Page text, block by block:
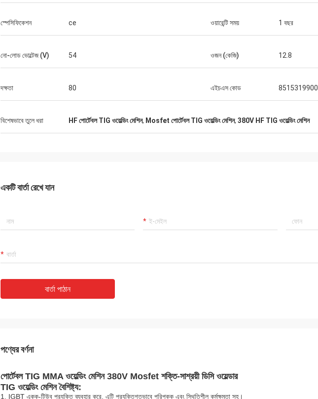
স্পেসিফিকেশন ce ওয়ারেন্টি সময় 1 বছর
নো-লোড ভোল্টেজ (V) 54 ওজন (কেজি) 12.8
দক্ষতা 80 এইচএস কোড 8515319900
বিশেষভাবে তুলে ধরা HF পোর্টেবল TIG ওয়েল্ডিং মেশিন, Mosfet পোর্টেবল TIG ওয়েল্ডিং মেশিন, 380V HF TIG ওয়েল্ডিং মেশিন
একটি বার্তা রেখে যান
বার্তা পাঠান
পণ্যের বর্ণনা
পোর্টেবল TIG MMA ওয়েল্ডিং মেশিন 380V Mosfet শক্তি-সাশ্রয়ী ডিসি ওয়েল্ডার
TIG ওয়েল্ডিং মেশিন বৈশিষ্ট্য:
1. IGBT একক-টিউব প্রযুক্তি ব্যবহার করে, এটি প্রযুক্তিগতভাবে পরিপক্ক এবং স্থিতিশীল কর্মক্ষমতা সহ।